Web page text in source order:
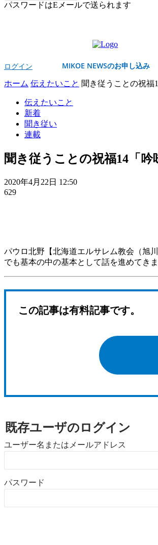
パスワードはEメールで送られます
ログイン MIKOE NEWSのお申し込み
ホーム 伝えたいこと 聞き従うことの祝福
伝えたいこと
新着
聞き従い
連載
聞き従うことの祝福14「吟
2020年4月22日 12:50
629
パウロ北野【北海道エルサレム教会（旭
でも基本の中の基本として話を進めて
この記事は有料記事です。
既存ユーザのログイン
ユーザー名またはメールアドレス
パスワード